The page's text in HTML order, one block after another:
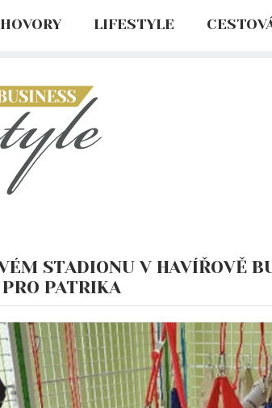
LIFESTYLE
STADIONU V HAVÍŘOVĚ
PATRIKA